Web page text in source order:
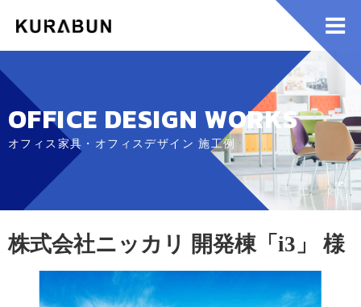
OFFICE DESIGN WORKS
オフィス家具・オフィスデザイン 施工例
株式会社ニッカリ 開発棟「i3」 様